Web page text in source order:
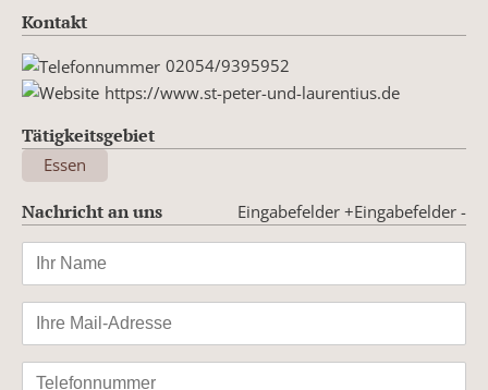
Kontakt
02054/9395952
https://www.st-peter-und-laurentius.de
Tätigkeitsgebiet
Essen
Nachricht an uns Eingabefelder -
Eingabefelder +